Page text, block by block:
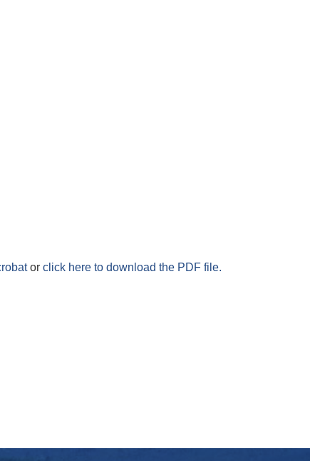
or click here to download the PDF file.